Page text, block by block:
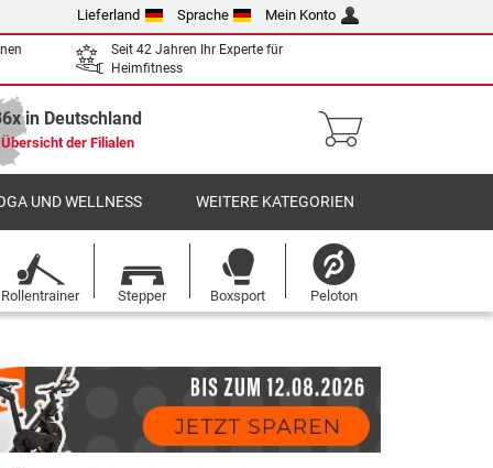
Lieferland Sprache Mein Konto
Seit 42 Jahren Ihr Experte für
Heimfitness
in Deutschland
Übersicht der Filialen
UND WELLNESS WEITERE KATEGORIEN
Rollentrainer Stepper Boxsport Peloton